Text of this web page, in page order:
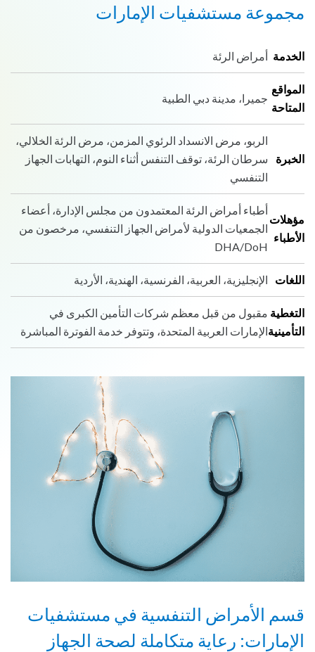
مجموعة مستشفيات الإمارات
الخدمة أمراض الرئة
المواقع
المتاحة
جميرا، مدينة دبي الطبية
الخبرة
الربو، مرض الانسداد الرئوي المزمن، مرض الرئة الخلالي،
سرطان الرئة، توقف التنفس أثناء النوم، التهابات الجهاز
التنفسي
مؤهلات
الأطباء
أطباء أمراض الرئة المعتمدون من مجلس الإدارة، أعضاء
الجمعيات الدولية لأمراض الجهاز التنفسي، مرخصون من
DHA/DoH
اللغات الإنجليزية، العربية، الفرنسية، الهندية، الأردية
التغطية
التأمينية
مقبول من قبل معظم شركات التأمين الكبرى في
الإمارات العربية المتحدة، وتتوفر خدمة الفوترة المباشرة
قسم الأمراض التنفسية في مستشفيات
الإمارات: رعاية متكاملة لصحة الجهاز